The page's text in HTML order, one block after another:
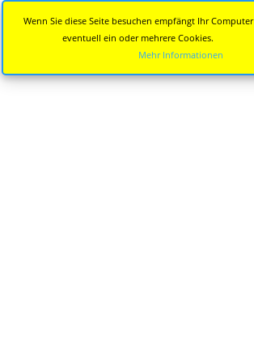
Wenn Sie diese Seite besuchen empfängt Ihr Computer
eventuell ein oder mehrere Cookies.
Mehr Informationen